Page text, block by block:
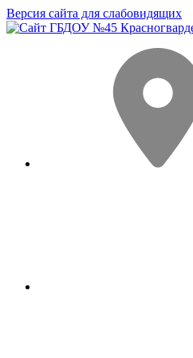
Версия сайта для слабовидящих